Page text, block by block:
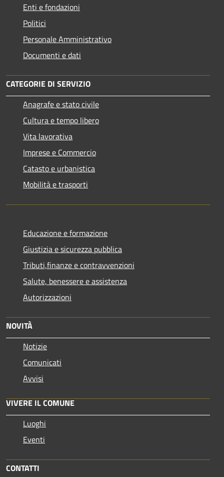
Enti e fondazioni
Politici
Personale Amministrativo
Documenti e dati
CATEGORIE DI SERVIZIO
Anagrafe e stato civile
Cultura e tempo libero
Vita lavorativa
Imprese e Commercio
Catasto e urbanistica
Mobilità e trasporti
Educazione e formazione
Giustizia e sicurezza pubblica
Tributi,finanze e contravvenzioni
Salute, benessere e assistenza
Autorizzazioni
NOVITÀ
Notizie
Comunicati
Avvisi
VIVERE IL COMUNE
Luoghi
Eventi
CONTATTI